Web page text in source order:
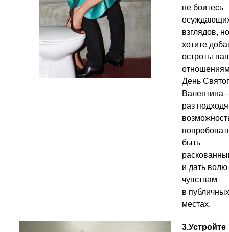
не боитесь
взглядов, но
хотите
остроты
День
Валентина
раз
быть
и дать волю
чувствам
в публичных
местах.
3.Устройте